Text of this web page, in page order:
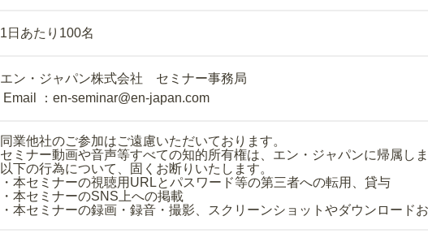
1日あたり100名
エン・ジャパン株式会社 セミナー事務局
Email ：en-seminar@en-japan.com
同業他社のご参加はご遠慮いただいております。
セミナー動画や音声等すべての知的所有権は、エン・ジャパンに帰属しま
以下の行為について、固くお断りいたします。
・本セミナーの視聴用URLとパスワード等の第三者への転用、貸与
・本セミナーのSNS上への掲載
・本セミナーの録画・録音・撮影、スクリーンショットやダウンロード